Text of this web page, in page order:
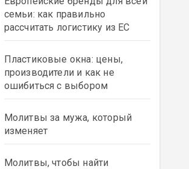
семьи: как правильно
рассчитать логистику из ЕС
Пластиковые окна: цены,
производители и как не
ошибиться с выбором
Молитвы за мужа, который
изменяет
Молитвы, чтобы найти